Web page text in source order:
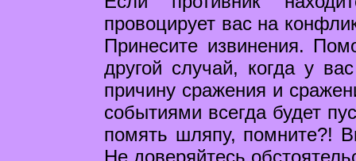
провоцирует вас на
Принесите извинения.
другой случай, когда у
причину сражения и
событиями всегда будет
помять шляпу, помните?!
Не доверяйтесь